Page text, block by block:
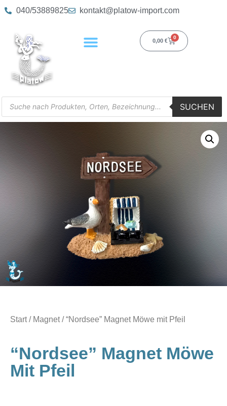
040/53889825 kontakt@platow-import.com
0,00 €
0
SUCHEN
Start/ Magnet/ “Nordsee” Magnet Möwe mit Pfeil
“Nordsee” Magnet Möwe
Mit Pfeil